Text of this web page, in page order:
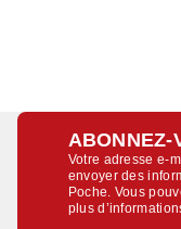
ABONNEZ-
Votre adresse e-
envoyer des
Poche. Vous
plus